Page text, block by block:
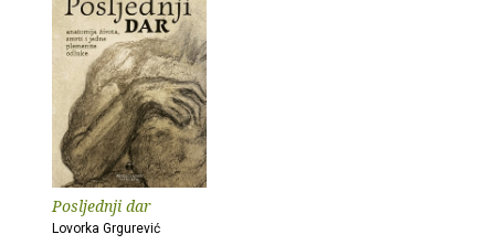
Posljednji dar
Lovorka Grgurević